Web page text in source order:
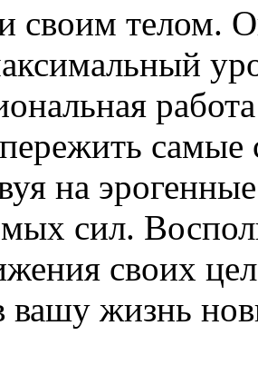
своим телом.
на
сил.
своих
вашу жизнь